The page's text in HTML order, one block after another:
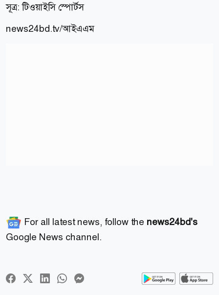
সূত্র: টিওয়াইসি স্পোর্টস
news24bd.tv/আইএএম
For all latest news, follow the news24bd's
Google News channel.